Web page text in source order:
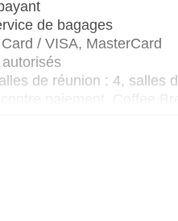
de bagages
/ VISA, MasterCard
de réunion : 4, salles
paiement, Coffee